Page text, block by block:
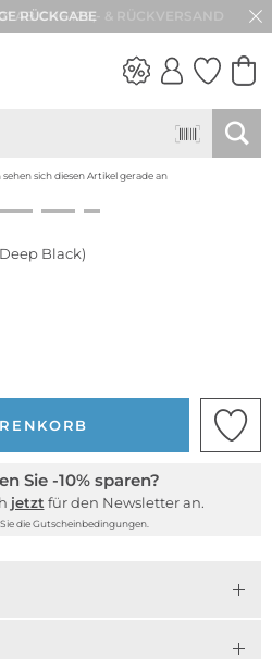
RÜCKGABE
sehen sich diesen Artikel gerade an
Black)
Sie -10% sparen?
jetzt für den Newsletter an.
die Gutscheinbedingungen.